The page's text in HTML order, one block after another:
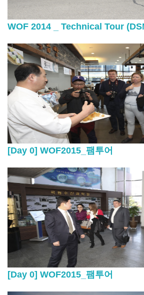
WOF 2014 _ Technical Tour
[Day 0] WOF2015_팸투어
[Day 0] WOF2015_팸투어